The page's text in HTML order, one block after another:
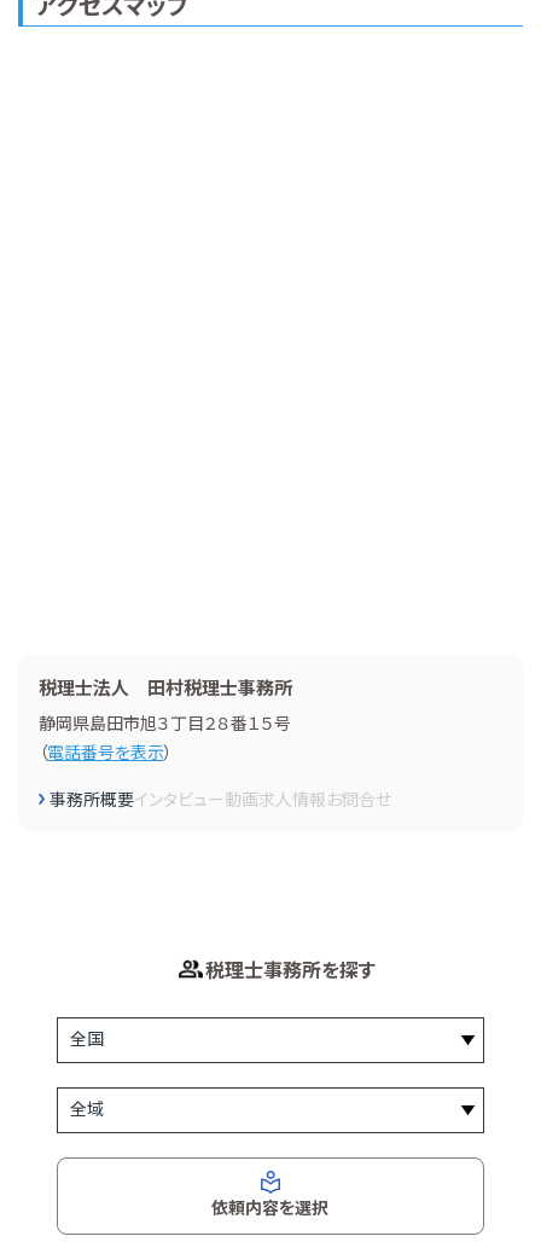
税理士法人 田村税理士事務所
静岡県島田市旭３丁目２８番１５号
（電話番号を表示）
事務所概要インタビュー動画求人情報お問合せ
税理士事務所を探す
依頼内容を選択